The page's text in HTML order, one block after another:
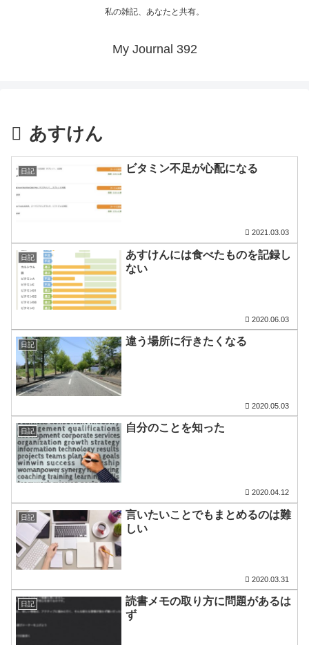
私の雑記、あなたと共有。
My Journal 392
あすけん
日記 ビタミン不足が心配になる
2021.03.03
日記
あすけんには食べたものを記録し
ない
2020.06.03
日記 違う場所に行きたくなる
2020.05.03
日記 自分のことを知った
2020.04.12
日記
言いたいことでもまとめるのは難
しい
2020.03.31
日記
読書メモの取り方に問題があるは
ず